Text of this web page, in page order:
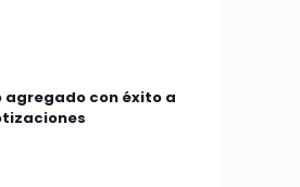
agregado con éxito a